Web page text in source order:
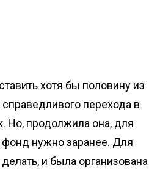
хотя бы половину из
перехода в
Но, продолжила она, для
фонд нужно заранее. Для
и была организована